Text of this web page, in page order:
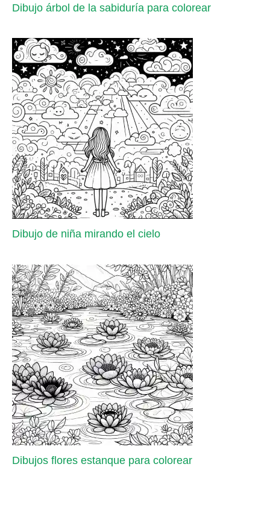
Dibujo árbol de la sabiduría para colorear
Dibujo de niña mirando el cielo
Dibujos flores estanque para colorear